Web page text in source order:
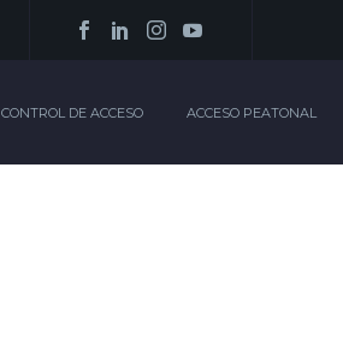
CONTROL DE ACCESO ACCESO PEATONAL